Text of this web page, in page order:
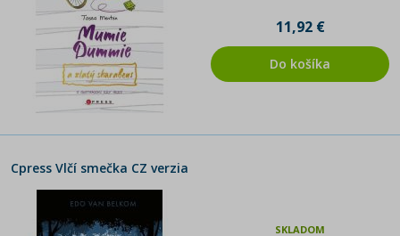
11,92 €
Do košíka
Cpress Vlčí smečka CZ verzia
SKLADOM